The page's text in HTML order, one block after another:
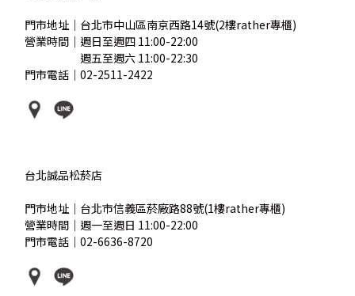
門市地址｜台北市中山區南京西路14號(2樓rather專櫃)
營業時間｜週日至週四 11:00-22:00
營業時間｜週五至週六 11:00-22:30
門市電話｜02-2511-2422
台北誠品松菸店
門市地址｜台北市信義區菸廠路88號(1樓rather專櫃)
營業時間｜週一至週日 11:00-22:00
門市電話｜02-6636-8720